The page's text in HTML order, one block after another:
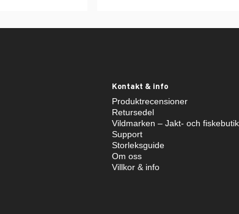
Kontakt & info
Produktrecensioner
Retursedel
Vildmarken – Jakt- och
Support
Storleksguide
Om oss
Villkor & info